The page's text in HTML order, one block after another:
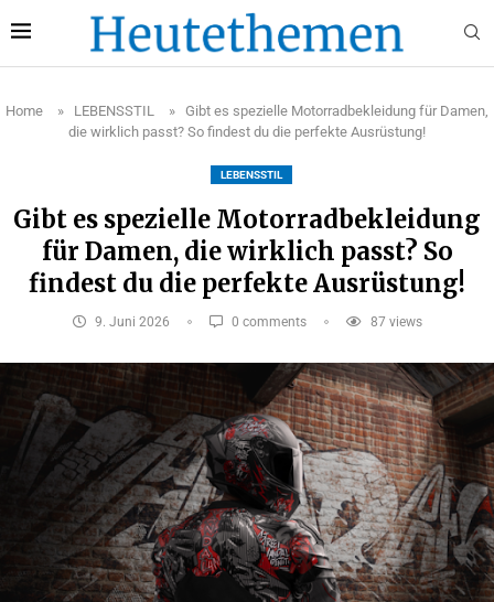
Home » LEBENSSTIL » Gibt es spezielle Motorradbekleidung für Damen,
die wirklich passt? So findest du die perfekte Ausrüstung!
LEBENSSTIL
Gibt es spezielle Motorradbekleidung
für Damen, die wirklich passt? So
findest du die perfekte Ausrüstung!
9. Juni 2026 0 comments 87 views